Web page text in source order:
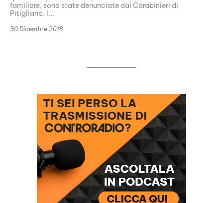
familiare, sono state denunciate dai Carabinieri di
Pitigliano. I...
30 Dicembre 2018